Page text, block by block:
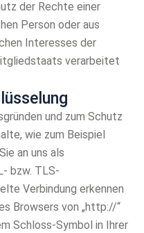
der Rechte einer
Person oder aus
Interesses der
verarbeitet
und zum Schutz
wie zum Beispiel
an uns als
bzw. TLS-
Verbindung erkennen
Browsers von „http://“
Schloss-Symbol in Ihrer